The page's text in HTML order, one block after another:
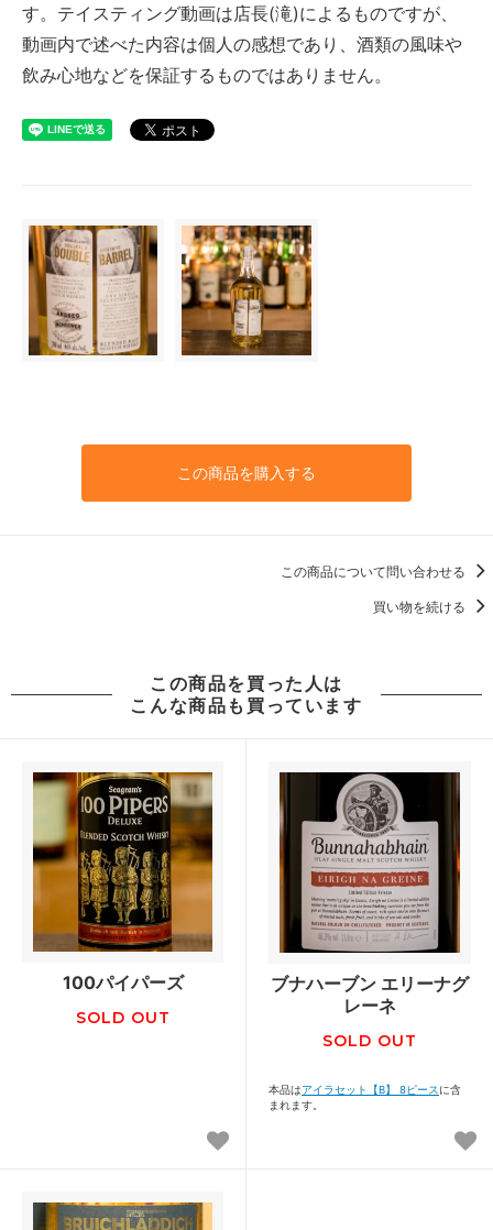
す。テイスティング動画は店長(滝)によるものですが、
動画内で述べた内容は個人の感想であり、酒類の風味や
飲み心地などを保証するものではありません。
この商品を購入する
この商品について問い合わせる
買い物を続ける
この商品を買った人は
こんな商品も買っています
100パイパーズ
SOLD OUT
ブナハーブン エリーナグ
レーネ
SOLD OUT
本品はアイラセット【B】 8ピース に含
まれます。